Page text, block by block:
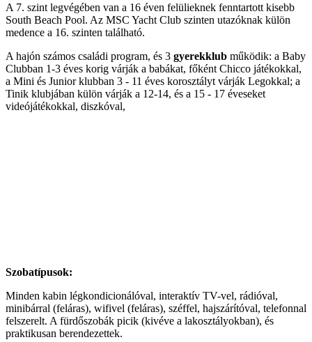
A 7. szint legvégében van a 16 éven felülieknek fenntartott kisebb
South Beach Pool. Az MSC Yacht Club szinten utazóknak külön
medence a 16. szinten található.
A hajón számos családi program, és 3 gyerekklub működik: a Baby
Clubban 1-3 éves korig várják a babákat, főként Chicco játékokkal,
a Mini és Junior klubban 3 - 11 éves korosztályt várják Legokkal; a
Tinik klubjában külön várják a 12-14, és a 15 - 17 éveseket
videójátékokkal, diszkóval,
Szobatípusok:
Minden kabin légkondicionálóval, interaktív TV-vel, rádióval,
minibárral (feláras), wifivel (feláras), széffel, hajszárítóval, telefonnal
felszerelt. A fürdőszobák picik (kivéve a lakosztályokban), és
praktikusan berendezettek.